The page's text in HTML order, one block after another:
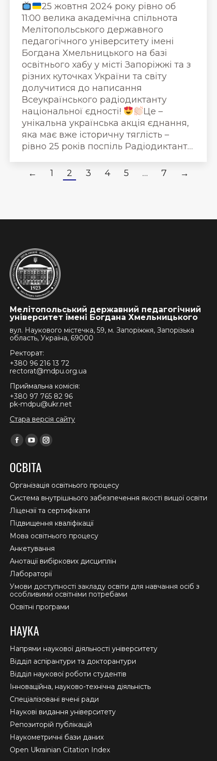
25 жовтня 2024 року рівно об
11:00 велика академічна спільнота
Мелітопольського державного
педагогічного університету імені
Богдана Хмельницького на базі
освітнього хабу у місті Запоріжжі та з
різних куточках України та світу
долучитися до написання
Всеукраїнського радіодиктанту
національної єдності!
Це –
унікальна українська акція єднання,
яка має вже історичну тяглість –
рівно 25 років поспіль Радіодиктант…
← 1 2 3 4 5 … 7 →
Мелітопольський державний педагогічний
університет імені Богдана Хмельницького
вул. Наукового містечка, 59, м. Запоріжжя, Запорізька
область, Україна, 69000
Ректорат:
+380 96 216 13 72
rectorat@mdpu.org.ua
Приймальна комісія:
+380 97 765 82 96
pk-mdpu@ukr.net
Стара версія сайту
Find us on:
Facebook
opens
in
new
window
YouTube
opens
in
new
window
Instagram
in
new
window
ОСВІТА
Організація освітнього процесу
Система внутрішнього забезпечення якості вищої освіти
Ліцензії та сертифікати
Підвищення кваліфікації
Мова освітнього процесу
Анкетування
Анотації вибіркових дисциплін
Лабораторії
Умови доступності закладу освіти для навчання осіб з
особливими освітніми потребами
Освітні програми
НАУКА
Напрями наукової діяльності університету
Відділ аспірантури та докторантури
Відділ наукової роботи студентів
Інноваційна, науково-технічна діяльність
Спеціалізовані вчені ради
Наукові видання університету
Репозиторій публікацій
Наукометричні бази даних
Open Ukrainian Citation Index